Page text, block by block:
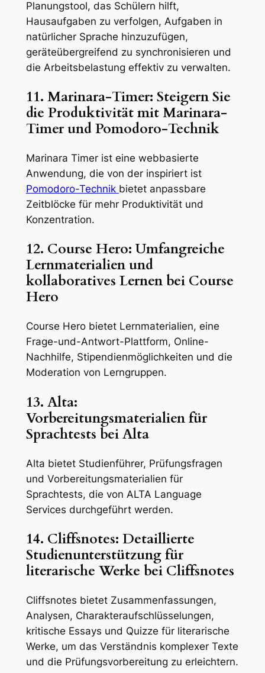
Planungstool, das Schülern hilft,
Hausaufgaben zu verfolgen, Aufgaben in
natürlicher Sprache hinzuzufügen,
geräteübergreifend zu synchronisieren und
die Arbeitsbelastung effektiv zu verwalten.
11. Marinara-Timer: Steigern Sie
die Produktivität mit Marinara-
Timer und Pomodoro-Technik
Marinara Timer ist eine webbasierte
Anwendung, die von der inspiriert ist
Pomodoro-Technik bietet anpassbare
Zeitblöcke für mehr Produktivität und
Konzentration.
12. Course Hero: Umfangreiche
Lernmaterialien und
kollaboratives Lernen bei Course
Hero
Course Hero bietet Lernmaterialien, eine
Frage-und-Antwort-Plattform, Online-
Nachhilfe, Stipendienmöglichkeiten und die
Moderation von Lerngruppen.
13. Alta:
Vorbereitungsmaterialien für
Sprachtests bei Alta
Alta bietet Studienführer, Prüfungsfragen
und Vorbereitungsmaterialien für
Sprachtests, die von ALTA Language
Services durchgeführt werden.
14. Cliffsnotes: Detaillierte
Studienunterstützung für
literarische Werke bei Cliffsnotes
Cliffsnotes bietet Zusammenfassungen,
Analysen, Charakteraufschlüsselungen,
kritische Essays und Quizze für literarische
Werke, um das Verständnis komplexer Texte
und die Prüfungsvorbereitung zu erleichtern.